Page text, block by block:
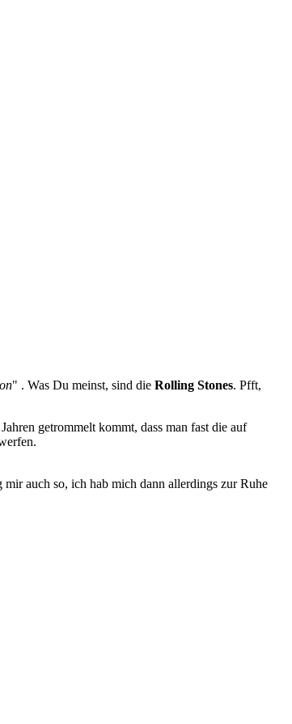
" . Was Du meinst, sind die Rolling Stones. Pfft,
getrommelt kommt, dass man fast die auf
mir auch so, ich hab mich dann allerdings zur Ruhe